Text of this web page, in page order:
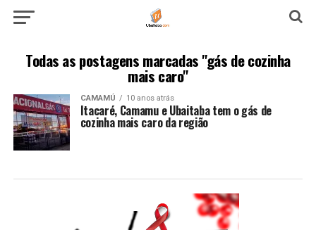
Todas as postagens marcadas "gás de cozinha
mais caro"
CAMAMÚ 10 anos atrás
Itacaré, Camamu e Ubaitaba tem o gás de
cozinha mais caro da região